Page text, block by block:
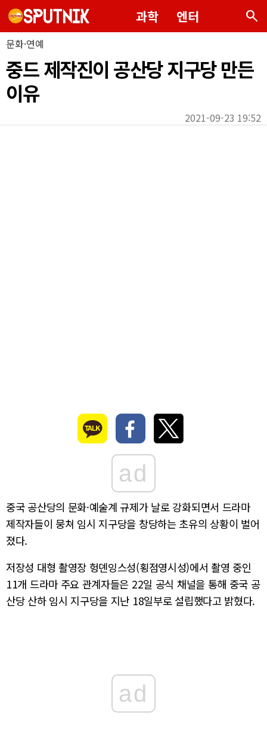
과학 엔터 search
문화·연예
중드 제작진이 공산당 지구당 만든
이유
2021-09-23 19:52
ad
중국 공산당의 문화·예술계 규제가 날로 강화되면서 드라마
제작자들이 뭉쳐 임시 지구당을 창당하는 초유의 상황이 벌어
졌다.
저장성 대형 촬영장 헝뎬잉스성(횡점영시성)에서 촬영 중인
11개 드라마 주요 관계자들은 22일 공식 채널을 통해 중국 공
산당 산하 임시 지구당을 지난 18일부로 설립했다고 밝혔다.
ad